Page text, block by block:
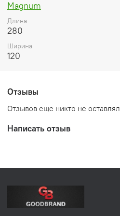
Magnum
Длина
280
Ширина
120
Отзывы
Отзывов еще никто не оставлял
Написать отзыв